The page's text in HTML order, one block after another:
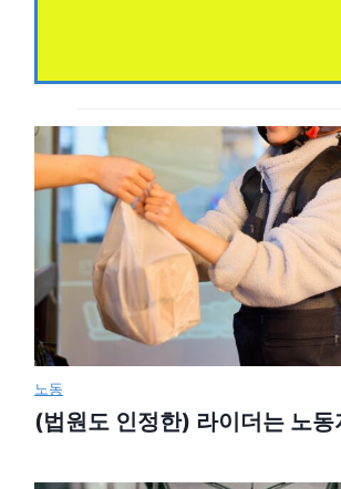
노동
(법원도 인정한) 라이더는 노동